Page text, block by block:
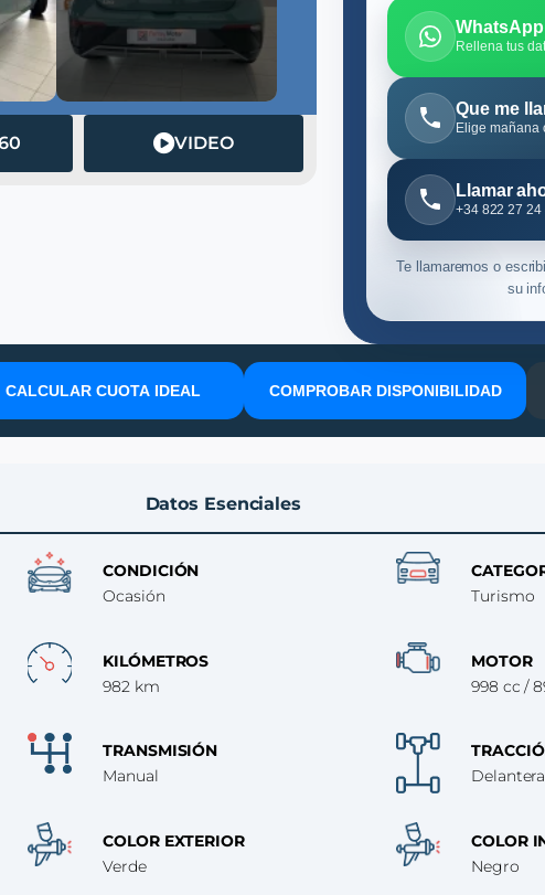
VIDEO
WhatsApp
Rellena tus
Que me
Elige mañana
Llamar
+34 822 27 24
Te llamaremos o
su
CALCULAR CUOTA IDEAL COMPROBAR DISPONIBILIDAD
Datos Esenciales
CONDICIÓN
Ocasión
Turismo
KILÓMETROS
982 km
MOTOR
998 cc /
TRANSMISIÓN
Manual
Delantera
COLOR EXTERIOR
Verde
COLOR
Negro